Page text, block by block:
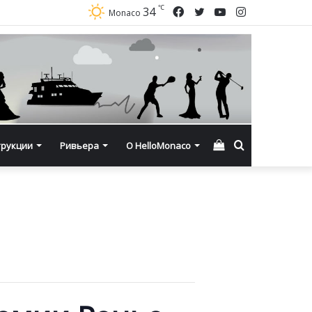
Instagram
YouTube
Twitter
Facebook
Monaco 34 ℃
Ривьера О HelloMonaco Смотреть